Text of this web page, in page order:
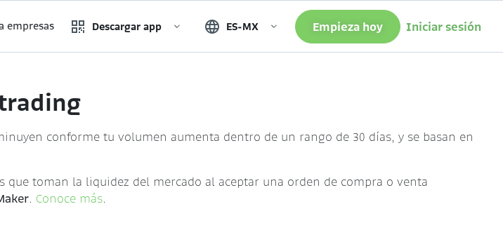
empresas Descargar app ES-MX Empieza hoy Iniciar sesión
conforme tu volumen aumenta dentro de un rango de 30 días, y se basan en
que toman la liquidez del mercado al aceptar una orden de compra o venta
. Conoce más.